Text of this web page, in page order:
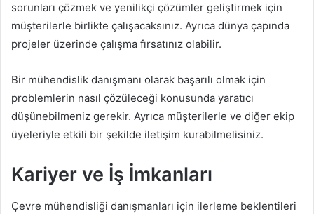
sorunları çözmek ve yenilikçi çözümler geliştirmek için
müşterilerle birlikte çalışacaksınız. Ayrıca dünya çapında
projeler üzerinde çalışma fırsatınız olabilir.
Bir mühendislik danışmanı olarak başarılı olmak için
problemlerin nasıl çözüleceği konusunda yaratıcı
düşünebilmeniz gerekir. Ayrıca müşterilerle ve diğer ekip
üyeleriyle etkili bir şekilde iletişim kurabilmelisiniz.
Kariyer ve İş İmkanları
Çevre mühendisliği danışmanları için ilerleme beklentileri